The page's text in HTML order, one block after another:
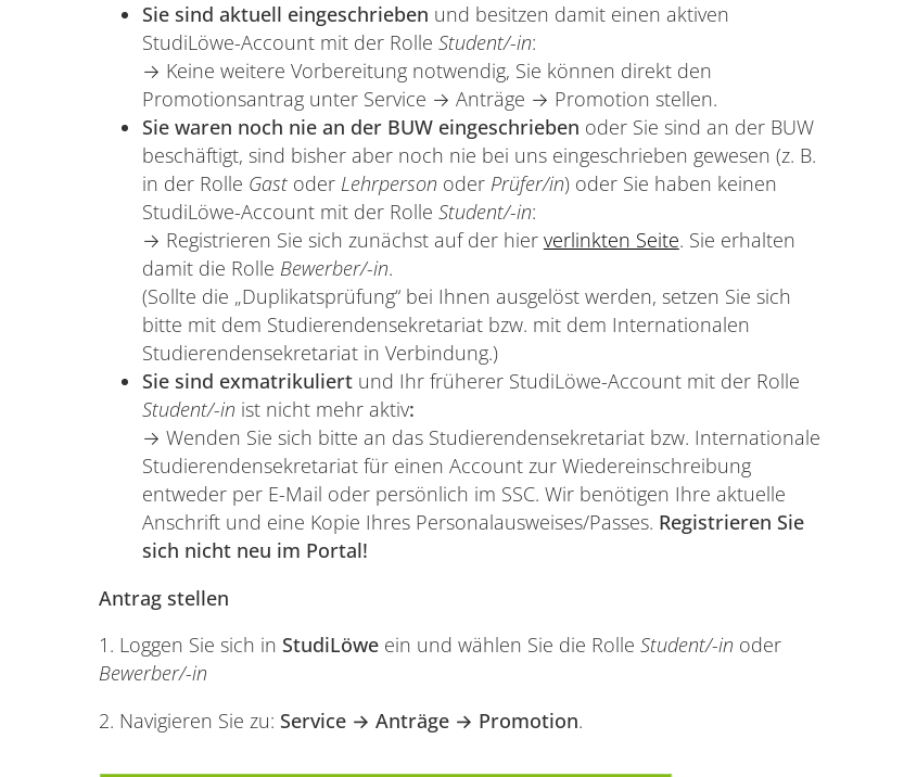
Sie sind aktuell eingeschrieben und besitzen damit einen aktiven
StudiLöwe-Account mit der Rolle Student/-in:
→ Keine weitere Vorbereitung notwendig, Sie können direkt den
Promotionsantrag unter Service → Anträge → Promotion stellen.
Sie waren noch nie an der BUW eingeschrieben oder Sie sind an der BUW
beschäftigt, sind bisher aber noch nie bei uns eingeschrieben gewesen (z. B.
in der Rolle Gast oder Lehrperson oder Prüfer/in) oder Sie haben keinen
StudiLöwe-Account mit der Rolle Student/-in:
→ Registrieren Sie sich zunächst auf der hier verlinkten Seite. Sie erhalten
damit die Rolle Bewerber/-in.
(Sollte die „Duplikatsprüfung“ bei Ihnen ausgelöst werden, setzen Sie sich
bitte mit dem Studierendensekretariat bzw. mit dem Internationalen
Studierendensekretariat in Verbindung.)
Sie sind exmatrikuliert und Ihr früherer StudiLöwe-Account mit der Rolle
Student/-in ist nicht mehr aktiv:
→ Wenden Sie sich bitte an das Studierendensekretariat bzw. Internationale
Studierendensekretariat für einen Account zur Wiedereinschreibung
entweder per E-Mail oder persönlich im SSC. Wir benötigen Ihre aktuelle
Anschrift und eine Kopie Ihres Personalausweises/Passes. Registrieren Sie
sich nicht neu im Portal!
Antrag stellen
1. Loggen Sie sich in StudiLöweein und wählen Sie die Rolle Student/-in oder
Bewerber/-in
2. Navigieren Sie zu: Service → Anträge → Promotion.